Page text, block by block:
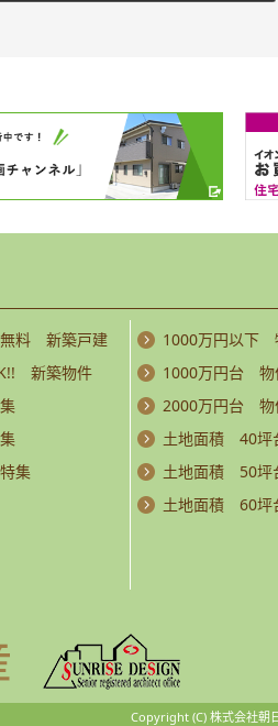
料 新築戸建
新築物件
集
1000万円以下
1000万円台 物
2000万円台 物
土地面積 40坪
土地面積 50坪
土地面積 60坪
Copyright (C) 株式会社朝